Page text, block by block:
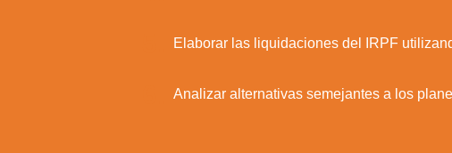
Elaborar las liquidaciones del IRPF
Analizar alternativas semejantes a los